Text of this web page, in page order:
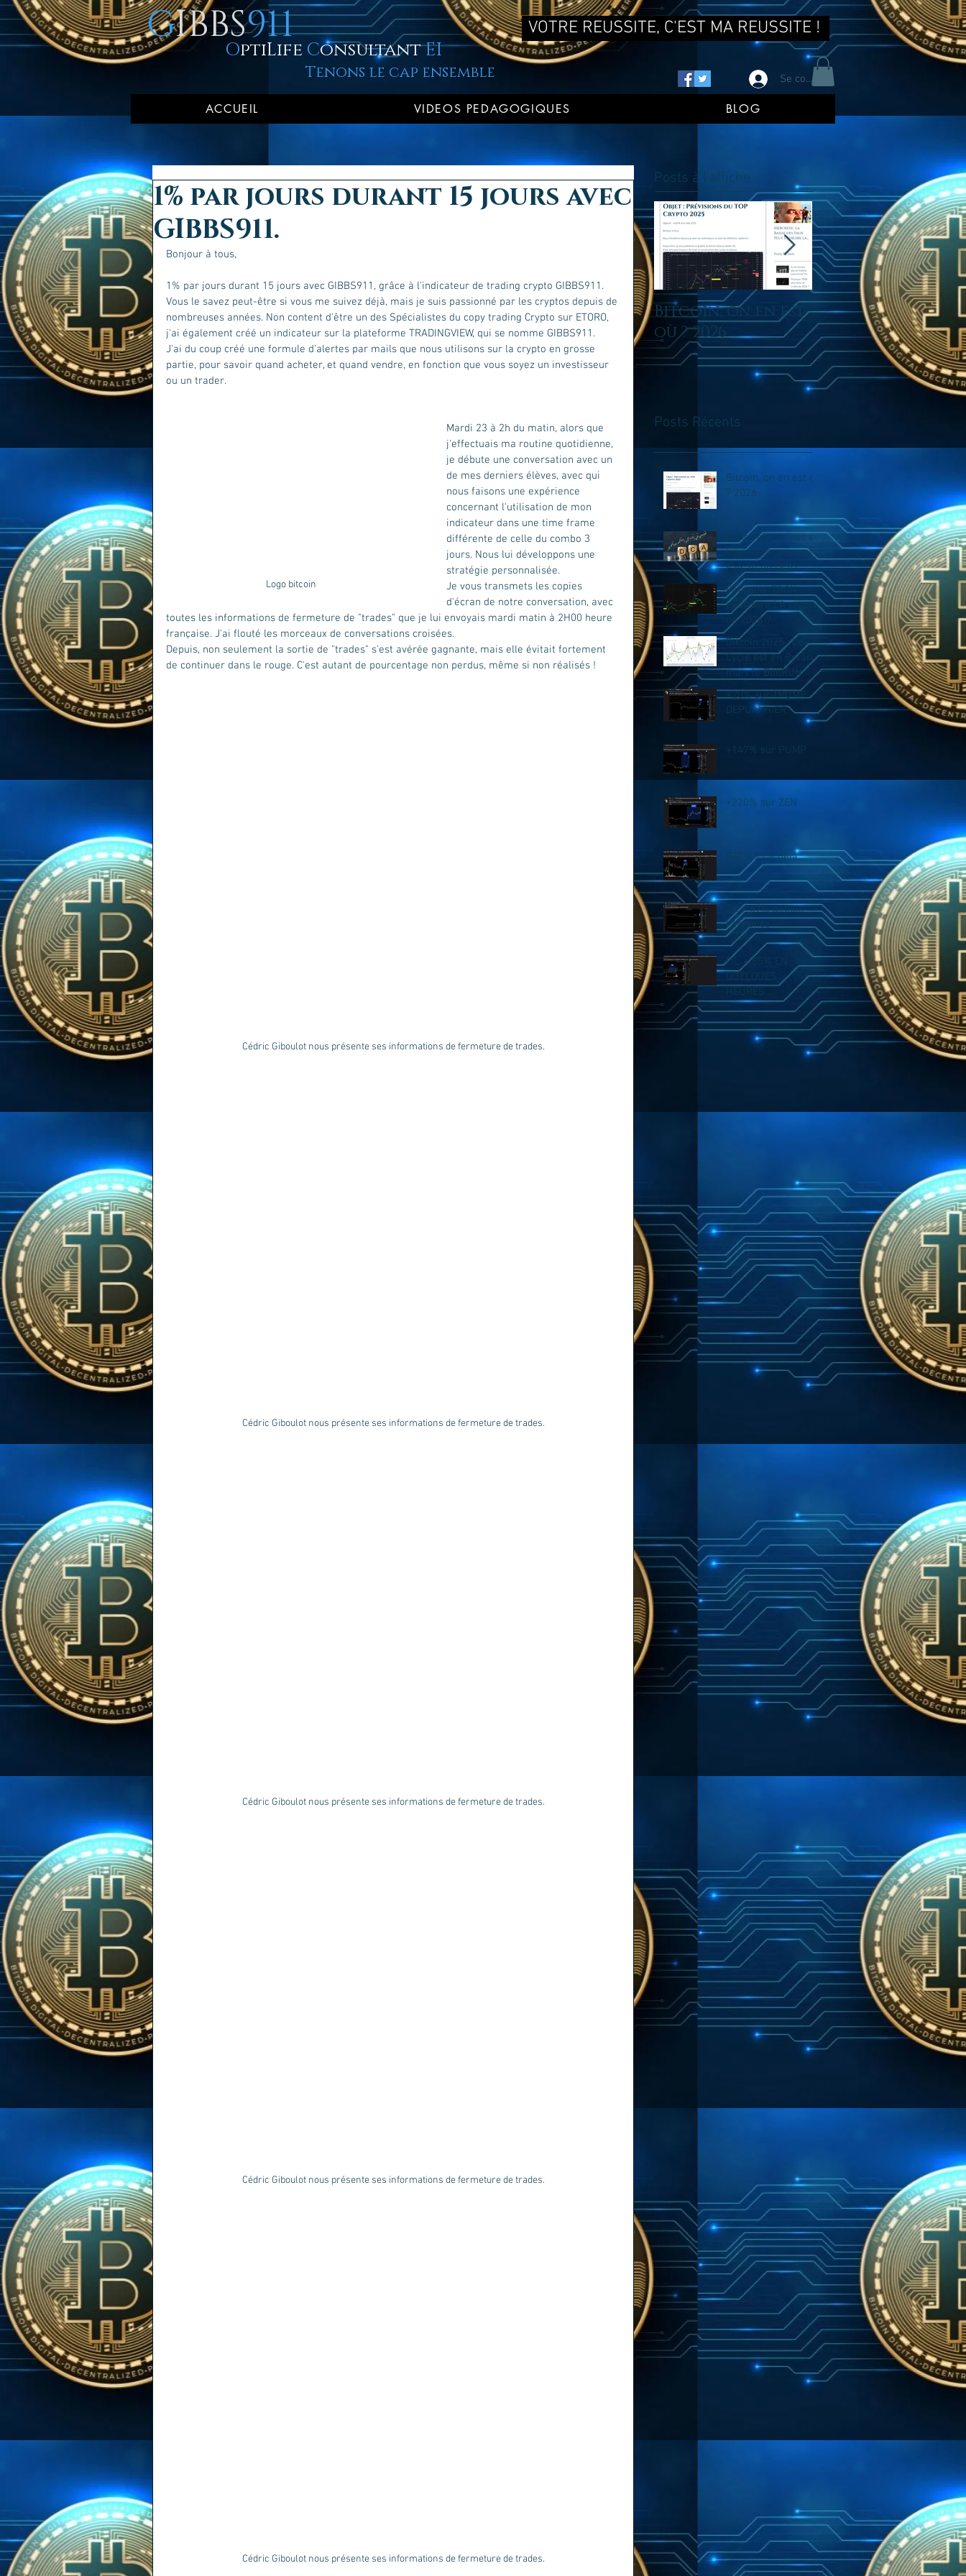
GIBBS911
OptiLife ConsultantEI
VOTRE REUSSITE, C'EST MA REUSSITE !
Tenons le cap ensemble Se connecter
ACCUEIL VIDEOS PEDAGOGIQUES BLOG
1% par jours durant 15 jours avec
GIBBS911.
Bonjour à tous,
1% par jours durant 15 jours avec GIBBS911, grâce à l'indicateur de trading crypto GIBBS911.
Vous le savez peut-être si vous me suivez déjà, mais je suis passionné par les cryptos depuis de
nombreuses années. Non content d'être un des Spécialistes du copy trading Crypto sur ETORO,
j'ai également créé un indicateur sur la plateforme TRADINGVIEW, qui se nomme GIBBS911.
J'ai du coup créé une formule d'alertes par mails que nous utilisons sur la crypto en grosse
partie, pour savoir quand acheter, et quand vendre, en fonction que vous soyez un investisseur
ou un trader.
Logo bitcoin
Mardi 23 à 2h du matin, alors que
j'effectuais ma routine quotidienne,
je débute une conversation avec un
de mes derniers élèves, avec qui
nous faisons une expérience
concernant l'utilisation de mon
indicateur dans une time frame
différente de celle du combo 3
jours. Nous lui développons une
stratégie personnalisée.
Je vous transmets les copies
d'écran de notre conversation, avec
toutes les informations de fermeture de "trades" que je lui envoyais mardi matin à 2H00 heure
française. J'ai flouté les morceaux de conversations croisées.
Depuis, non seulement la sortie de "trades" s'est avérée gagnante, mais elle évitait fortement
de continuer dans le rouge. C'est autant de pourcentage non perdus, même si non réalisés !
Cédric Giboulot nous présente ses informations de fermeture de trades.
Cédric Giboulot nous présente ses informations de fermeture de trades.
Cédric Giboulot nous présente ses informations de fermeture de trades.
Cédric Giboulot nous présente ses informations de fermeture de trades.
Cédric Giboulot nous présente ses informations de fermeture de trades.
Posts à l'affiche
Bitcoin, on en est
où ? 2026
tu ne reussis pas
en trading long
terme? Fais tu du
DCA?
Posts Récents
Bitcoin, on en est où
? 2026
tu ne reussis pas en
trading long terme?
Fais tu du DCA?
Pourquoi TRON
peut-être LA crypto
de 2026 ?
Bitcoin 2025 : Le
Cycle est en Retard,
mais le BullRUN
n’est PAS fini !
+20% sur TRUMP
DEPUIS HIER
+147% sur PUMP
+220% sur ZEN
BAT + 21% déjà....
ZK + 67% depuis
l'annonce
FIL + 55% EN